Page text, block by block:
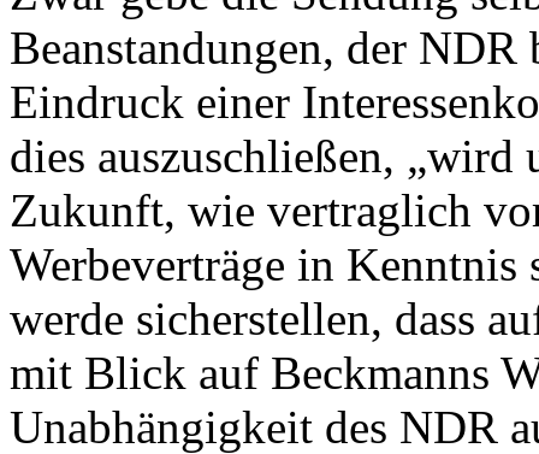
Beanstandungen, der NDR
Eindruck einer
dies auszuschließen,
Zukunft, wie vertraglich
Werbeverträge in
werde sicherstellen, dass
mit Blick auf Beckmanns
Unabhängigkeit des NDR